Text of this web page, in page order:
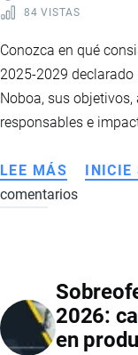
84 VISTAS
Conozca en qué
2025-2029
Noboa, sus
responsables e
LEE MÁS SOBRE
PLAN
2025-
2029:
INICIE
comentarios
2026:
en